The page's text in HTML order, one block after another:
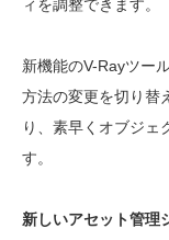
ィを調整できます。
新機能のV-Rayツー
方法の変更を切り替
り、素早くオブジェ
す。
新しいアセット管理